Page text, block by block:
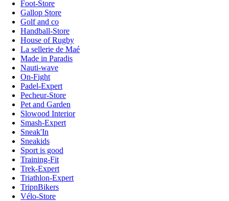
Foot-Store
Gallop Store
Golf and co
Handball-Store
House of Rugby
La sellerie de Maé
Made in Paradis
Nauti-wave
On-Fight
Padel-Expert
Pecheur-Store
Pet and Garden
Slowood Interior
Smash-Expert
Sneak'In
Sneakids
Sport is good
Training-Fit
Trek-Expert
Triathlon-Expert
TripnBikers
Vélo-Store